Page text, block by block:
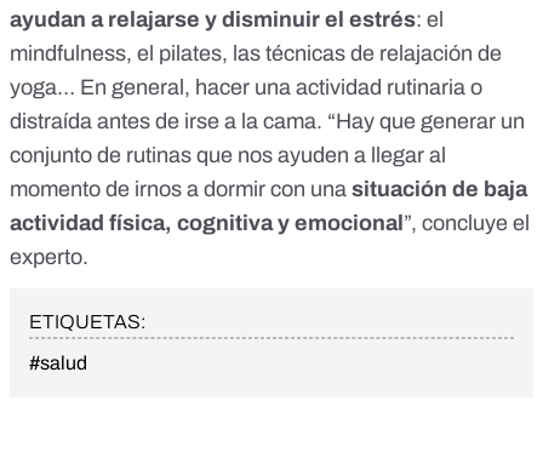
ayudan a relajarse y disminuir el estrés: el
mindfulness, el pilates, las técnicas de relajación de
yoga… En general, hacer una actividad rutinaria o
distraída antes de irse a la cama. “Hay que generar un
conjunto de rutinas que nos ayuden a llegar al
momento de irnos a dormir con una situación de baja
actividad física, cognitiva y emocional ”, concluye el
experto.
ETIQUETAS:
#salud